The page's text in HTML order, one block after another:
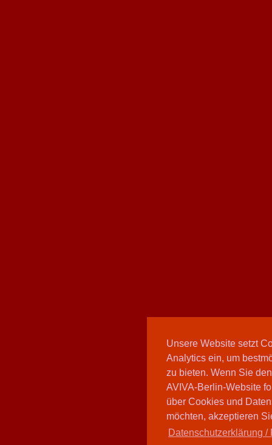
Unsere Website setzt
Analytics ein, um
zu bieten. Wenn Sie
AVIVA-Berlin-Website
über Cookies und
möchten, akzeptieren
Datenschutzerklärung /